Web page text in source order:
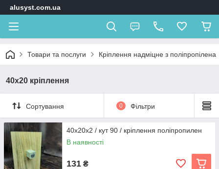
alusyst.com.ua
Товари та послуги Кріплення надміцне з поліпропілена
40х20 кріплення
Сортування 0 Фільтри
40х20х2 / кут 90 / кріплення поліпропилен
В наявності
131 ₴